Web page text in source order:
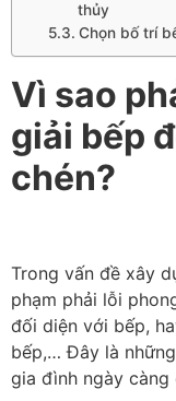
thủy
Chọn bố trí
Vì sao
giải bếp
chén?
Trong vấn đề xây
phạm phải lỗi
đối diện với bếp,
bếp,… Đây là
gia đình ngày càng